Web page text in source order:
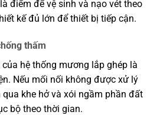
điểm để vệ sinh và nạo vét theo
kế đủ lớn để thiết bị tiếp cận.
thấm
hệ thống mương lắp ghép là
Nếu mối nối không được xử lý
khe hở và xói ngầm phần đất
bộ theo thời gian.